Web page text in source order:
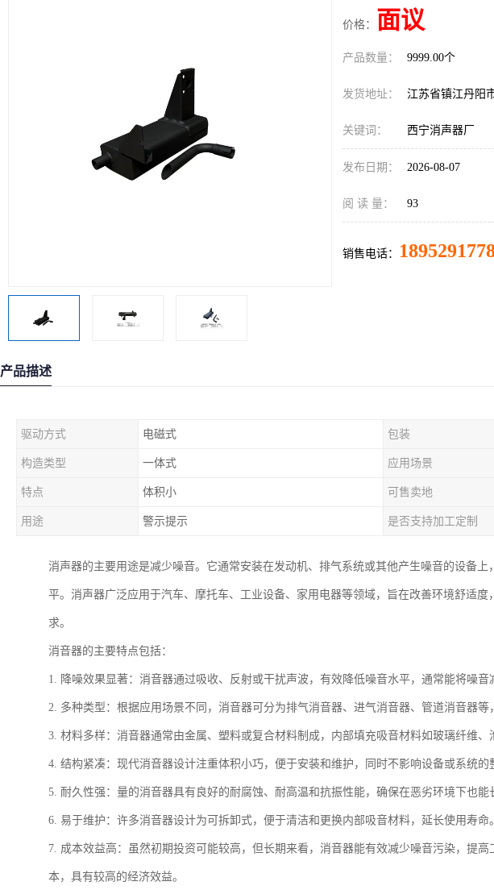
价格： 面议
产品数量： 9999.00个
发货地址： 江苏省镇江丹阳
关键词： 西宁消声器厂
发布日期： 2026-08-07
阅 读 量： 93
销售电话：
产品描述
驱动方式 电磁式 包装
构造类型 一体式 应用场景
特点 体积小 可售卖地
用途 警示提示 是否支持加工定制
消声器的主要用途是减少噪音。它通常安装在发动机、排气系统或其他产生噪音的设备
平。消声器广泛应用于汽车、摩托车、工业设备、家用电器等领域，旨在改善环境舒适
求。
消音器的主要特点包括：
1. 降噪效果显著：消音器通过吸收、反射或干扰声波，有效降低噪音水平，通常能将噪音
2. 多种类型：根据应用场景不同，消音器可分为排气消音器、进气消音器、管道消音器等
3. 材料多样：消音器通常由金属、塑料或复合材料制成，内部填充吸音材料如玻璃纤维、
4. 结构紧凑：现代消音器设计注重体积小巧，便于安装和维护，同时不影响设备或系统的
5. 耐久性强：量的消音器具有良好的耐腐蚀、耐高温和抗振性能，确保在恶劣环境下也能
6. 易于维护：许多消音器设计为可拆卸式，便于清洁和更换内部吸音材料，延长使用寿命。
7. 成本效益高：虽然初期投资可能较高，但长期来看，消音器能有效减少噪音污染，提
本，具有较高的经济效益。